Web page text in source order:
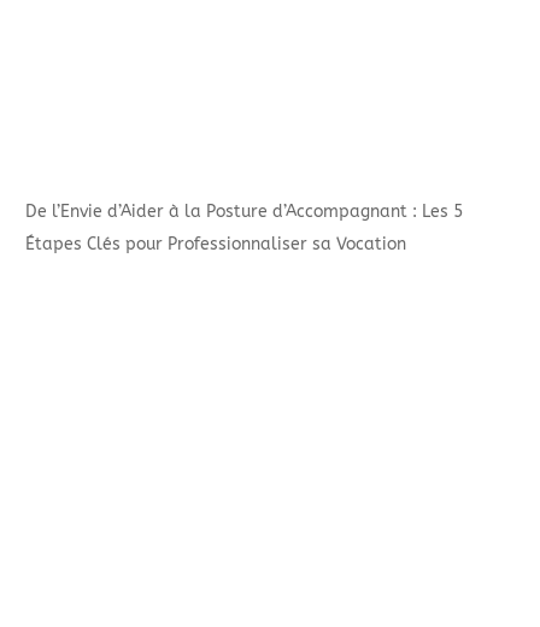
De l’Envie d’Aider à la Posture d’Accompagnant : Les 5
Étapes Clés pour Professionnaliser sa Vocation